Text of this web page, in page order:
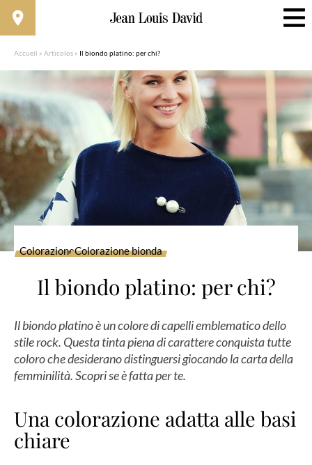
Accueil » Articolos » Il biondo platino: per chi?
ColorazioneColorazione bionda
Il biondo platino: per chi?
Il biondo platino è un colore di capelli emblematico dello
stile rock. Questa tinta piena di carattere conquista tutte
coloro che desiderano distinguersi giocando la carta della
femminilità. Scopri se è fatta per te.
Una colorazione adatta alle basi
chiare